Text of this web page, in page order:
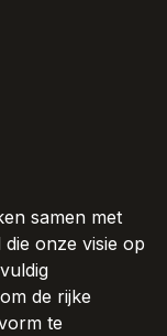
samen met
onze visie op
de rijke
te